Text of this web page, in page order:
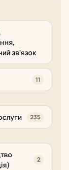
зв'язок
11
235
2